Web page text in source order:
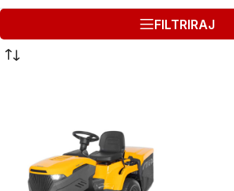
FILTRIRAJ